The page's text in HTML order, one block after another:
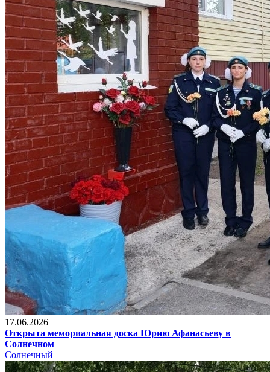
17.06.2026
Открыта мемориальная доска Юрию Афанасьеву в
Солнечном
Солнечный